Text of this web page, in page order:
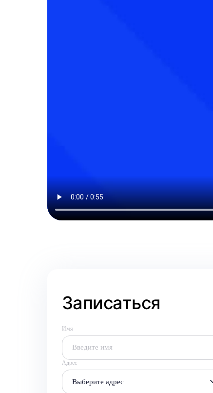
Записаться
Имя
Адрес
Выберите адрес